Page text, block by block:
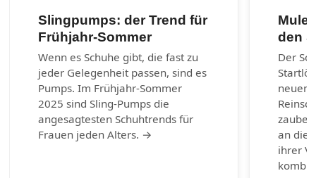
Slingpumps: der Trend für
Frühjahr-Sommer
Wenn es Schuhe gibt, die fast zu
jeder Gelegenheit passen, sind es
Pumps. Im Frühjahr-Sommer
2025 sind Sling-Pumps die
angesagtesten Schuhtrends für
Frauen jeden Alters. →
den
Der
neuen
an die
ihrer